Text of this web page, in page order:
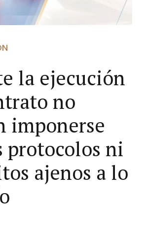
la ejecución
no
imponerse
protocolos ni
ajenos a lo